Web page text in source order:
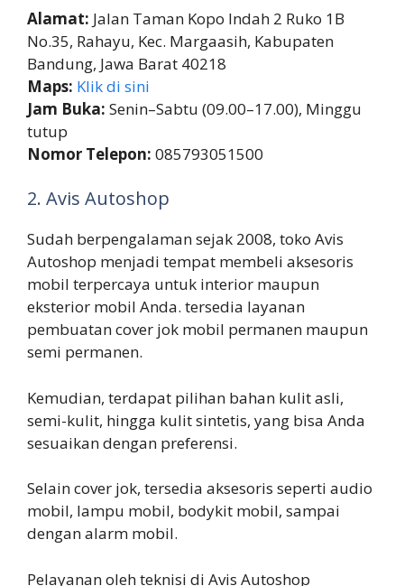
Alamat: Jalan Taman Kopo Indah 2 Ruko 1B
No.35, Rahayu, Kec. Margaasih, Kabupaten
Bandung, Jawa Barat 40218
Maps: Klik di sini
Jam Buka: Senin–Sabtu (09.00–17.00), Minggu
tutup
Nomor Telepon: 085793051500
2. Avis Autoshop
Sudah berpengalaman sejak 2008, toko Avis
Autoshop menjadi tempat membeli aksesoris
mobil terpercaya untuk interior maupun
eksterior mobil Anda. tersedia layanan
pembuatan cover jok mobil permanen maupun
semi permanen.
Kemudian, terdapat pilihan bahan kulit asli,
semi-kulit, hingga kulit sintetis, yang bisa Anda
sesuaikan dengan preferensi.
Selain cover jok, tersedia aksesoris seperti audio
mobil, lampu mobil, bodykit mobil, sampai
dengan alarm mobil.
Pelayanan oleh teknisi di Avis Autoshop